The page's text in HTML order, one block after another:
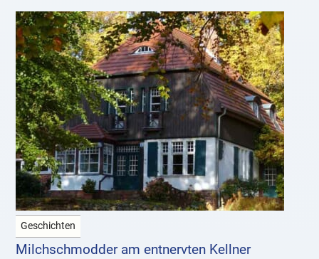
Geschichten
Milchschmodder am entnervten Kellner